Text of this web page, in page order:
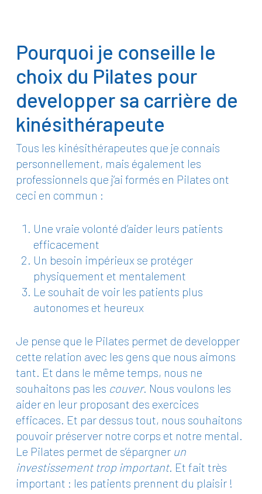
Pourquoi je conseille le
choix du Pilates pour
developper sa carrière de
kinésithérapeute
Tous les kinésithérapeutes que je connais
personnellement, mais également les
professionnels que j’ai formés en Pilates ont
ceci en commun :
Une vraie volonté d’aider leurs patients
efficacement
Un besoin impérieux se protéger
physiquement et mentalement
Le souhait de voir les patients plus
autonomes et heureux
Je pense que le Pilates permet de developper
cette relation avec les gens que nous aimons
tant. Et dans le même temps, nous ne
souhaitons pas les couver. Nous voulons les
aider en leur proposant des exercices
efficaces. Et par dessus tout, nous souhaitons
pouvoir préserver notre corps et notre mental.
Le Pilates permet de s’épargner un
investissement trop important. Et fait très
important : les patients prennent du plaisir !